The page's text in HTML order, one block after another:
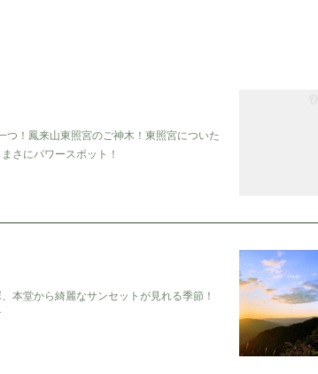
！鳳来山東照宮のご神木！東照宮についた
さにパワースポット！
本堂から綺麗なサンセットが見れる季節！